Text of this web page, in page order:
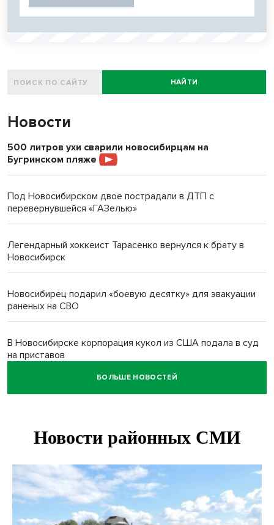
НАЙТИ
Новости
500 литров ухи сварили новосибирцам на
Бугринском пляже
Под Новосибирском двое пострадали в ДТП с
перевернувшейся «ГАЗелью»
Легендарный хоккеист Тарасенко вернулся к брату в
Новосибирск
Новосибирец подарил «боевую десятку» для эвакуации
раненых на СВО
В Новосибирске корпорация кукол из США подала в суд
на приставов
В Новосибирске минздрав объявил бесплатную
В Новосибирске врачи прооперировали 25 тысяч
Знаменитый орангутан Бату отметил юбилей в
новосибирском зоопарке
БОЛЬШЕ НОВОСТЕЙ